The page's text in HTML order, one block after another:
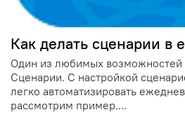
Как делать сценарии в
Один из любимых
Сценарии. С настройкой
легко автоматизировать
рассмотрим пример....